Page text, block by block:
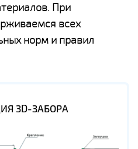
При
всех
норм и правил
3D-ЗАБОРА